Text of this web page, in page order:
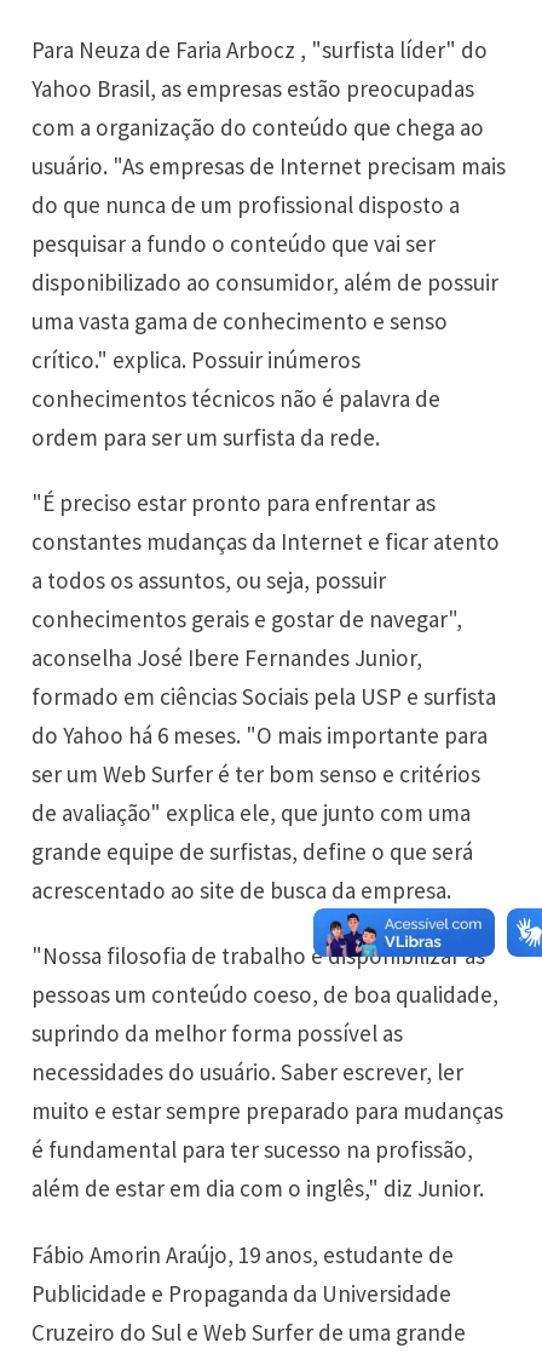
Para Neuza de Faria Arbocz , "surfista líder" do
Yahoo Brasil, as empresas estão preocupadas
com a organização do conteúdo que chega ao
usuário. "As empresas de Internet precisam mais
do que nunca de um profissional disposto a
pesquisar a fundo o conteúdo que vai ser
disponibilizado ao consumidor, além de possuir
uma vasta gama de conhecimento e senso
crítico." explica. Possuir inúmeros
conhecimentos técnicos não é palavra de
ordem para ser um surfista da rede.
"É preciso estar pronto para enfrentar as
constantes mudanças da Internet e ficar atento
a todos os assuntos, ou seja, possuir
conhecimentos gerais e gostar de navegar",
aconselha José Ibere Fernandes Junior,
formado em ciências Sociais pela USP e surfista
do Yahoo há 6 meses. "O mais importante para
ser um Web Surfer é ter bom senso e critérios
de avaliação" explica ele, que junto com uma
grande equipe de surfistas, define o que será
acrescentado ao site de busca da empresa.
"Nossa filosofia de trabalho é disponibilizar às
pessoas um conteúdo coeso, de boa qualidade,
suprindo da melhor forma possível as
necessidades do usuário. Saber escrever, ler
muito e estar sempre preparado para mudanças
é fundamental para ter sucesso na profissão,
além de estar em dia com o inglês," diz Junior.
Fábio Amorin Araújo, 19 anos, estudante de
Publicidade e Propaganda da Universidade
Cruzeiro do Sul e Web Surfer de uma grande